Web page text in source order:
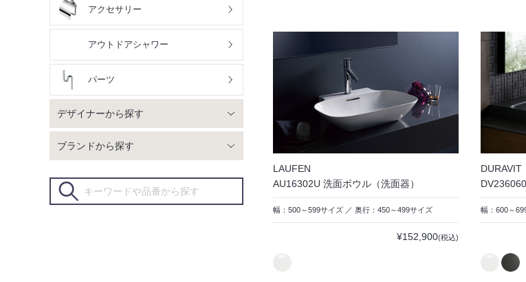
アクセサリー
アウトドアシャワー
パーツ
デザイナーから探す
ブランドから探す
LAUFEN
AU16302U 洗面ボウル（洗面器）
幅：500～599サイズ ／ 奥行：450～499サイズ
¥152,900(税込)
DURAVIT
幅：600～